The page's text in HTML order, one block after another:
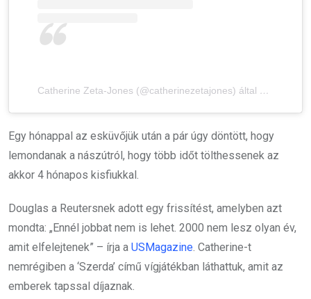
Catherine Zeta-Jones (@catherinezetajones) által megosztott bejegyzés
Egy hónappal az esküvőjük után a pár úgy döntött, hogy
lemondanak a nászútról, hogy több időt tölthessenek az
akkor 4 hónapos kisfiukkal.
Douglas a Reutersnek adott egy frissítést, amelyben azt
mondta: „Ennél jobbat nem is lehet. 2000 nem lesz olyan év,
amit elfelejtenek” – írja a USMagazine . Catherine-t
nemrégiben a ‘Szerda’ című vígjátékban láthattuk, amit az
emberek tapssal díjaznak.